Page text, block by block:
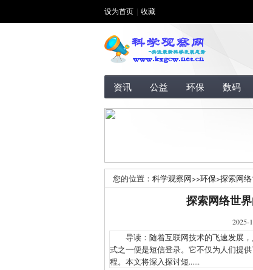
设为首页 收藏
资讯 公益 环保 数码
您的位置： 科学观察网>>环保>探索网
探索网络世
导读：随着互联网技术的飞速发展，
式之一便是短信登录。它不仅为人们提
程。本文将深入探讨短......